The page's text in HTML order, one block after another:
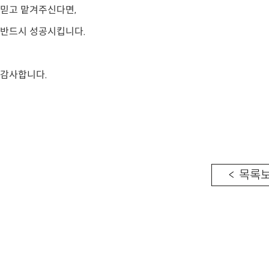
믿고 맡겨주신다면,
반드시 성공시킵니다.
감사합니다.
< 목록